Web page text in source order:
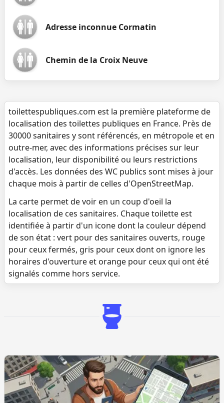
Adresse inconnue Cormatin
Chemin de la Croix Neuve
toilettespubliques.com est la première plateforme de
localisation des toilettes publiques en France. Près de
30000 sanitaires y sont référencés, en métropole et en
outre-mer, avec des informations précises sur leur
localisation, leur disponibilité ou leurs restrictions
d'accès. Les données des WC publics sont mises à jour
chaque mois à partir de celles d'OpenStreetMap.
La carte permet de voir en un coup d'oeil la
localisation de ces sanitaires. Chaque toilette est
identifiée à partir d'un icone dont la couleur dépend
de son état : vert pour des sanitaires ouverts, rouge
pour ceux fermés, gris pour ceux dont on ignore les
horaires d'ouverture et orange pour ceux qui ont été
signalés comme hors service.